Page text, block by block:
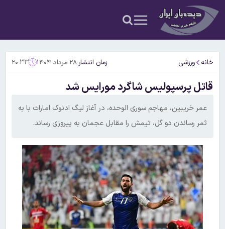
خانه ورزشی زمان انتشار:۲۸ مرداد ۱۴۰۴ ۲۰:۳۳
قاتل پرسپولیس شاگرد مورایس شد
عمر خریبین، مهاجم سوری الوحده، در آغاز لیگ ادنوک امارات با به
ثمر رساندن دو گل، تیمش را مقابل عجمان به پیروزی رساند.